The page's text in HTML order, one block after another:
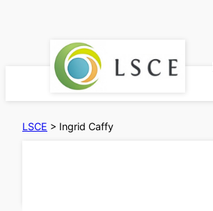
LSCE > Ingrid Caffy